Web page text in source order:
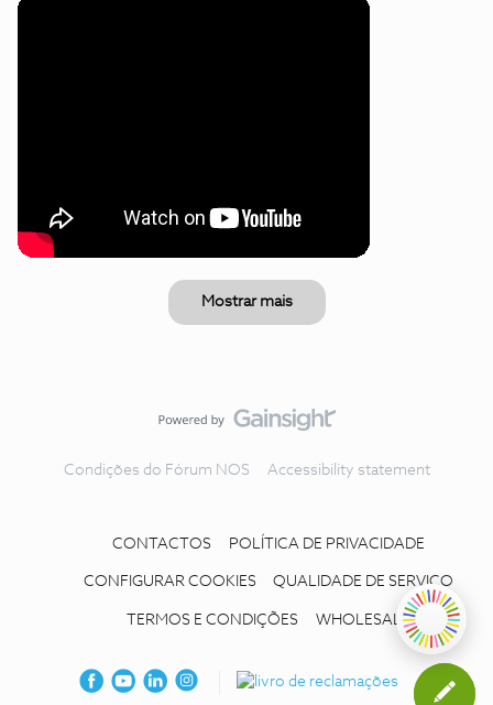
Mostrar mais
Condições do Fórum NOS Accessibility statement
CONTACTOS POLÍTICA DE PRIVACIDADE
CONFIGURAR COOKIES QUALIDADE DE SERVIÇO
TERMOS E CONDIÇÕES WHOLESALE